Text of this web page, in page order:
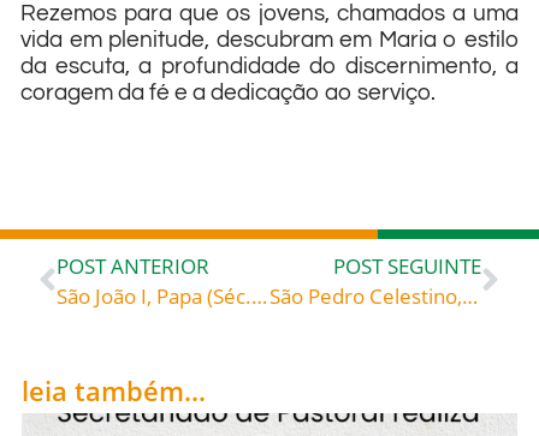
Rezemos para que os jovens, chamados a uma
vida em plenitude, descubram em Maria o estilo
da escuta, a profundidade do discernimento, a
coragem da fé e a dedicação ao serviço.
POST ANTERIOR
São João I, Papa (Séc. VI), celebrado hoje, 18, roga por todos nós
POST SEGUINTE
São Pedro Celestino, Papa (1215-1296), celebrado hoje, 19, roga por todos nós!
leia também...